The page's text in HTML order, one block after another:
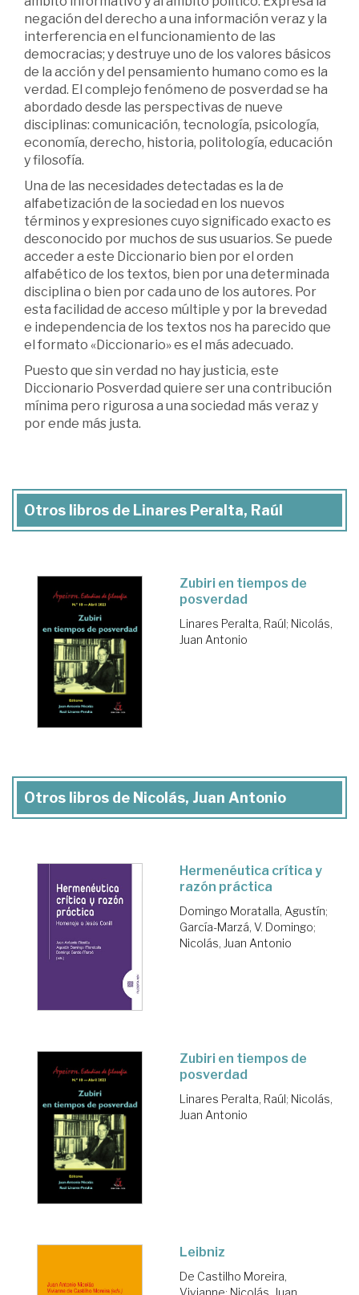
negación del derecho a una información veraz y la
interferencia en el funcionamiento de las
democracias; y destruye uno de los valores básicos
de la acción y del pensamiento humano como es la
verdad. El complejo fenómeno de posverdad se ha
abordado desde las perspectivas de nueve
disciplinas: comunicación, tecnología, psicología,
economía, derecho, historia, politología, educación
y filosofía.
Una de las necesidades detectadas es la de
alfabetización de la sociedad en los nuevos
términos y expresiones cuyo significado exacto es
desconocido por muchos de sus usuarios. Se puede
acceder a este Diccionario bien por el orden
alfabético de los textos, bien por una determinada
disciplina o bien por cada uno de los autores. Por
esta facilidad de acceso múltiple y por la brevedad
e independencia de los textos nos ha parecido que
el formato «Diccionario» es el más adecuado.
Puesto que sin verdad no hay justicia, este
Diccionario Posverdad quiere ser una contribución
mínima pero rigurosa a una sociedad más veraz y
por ende más justa.
Otros libros de Linares Peralta, Raúl
Zubiri en tiempos de
posverdad
Linares Peralta, Raúl; Nicolás,
Juan Antonio
Otros libros de Nicolás, Juan Antonio
Hermenéutica crítica y
razón práctica
Domingo Moratalla, Agustín;
García-Marzá, V. Domingo;
Nicolás, Juan Antonio
Zubiri en tiempos de
posverdad
Linares Peralta, Raúl; Nicolás,
Juan Antonio
Leibniz
De Castilho Moreira,
Vivianne; Nicolás, Juan